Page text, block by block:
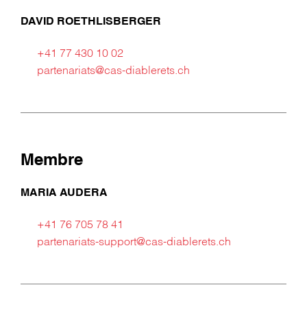
DAVID ROETHLISBERGER
+41 77 430 10 02
partenariats@cas-diablerets.ch
Membre
MARIA AUDERA
+41 76 705 78 41
partenariats-support@cas-diablerets.ch